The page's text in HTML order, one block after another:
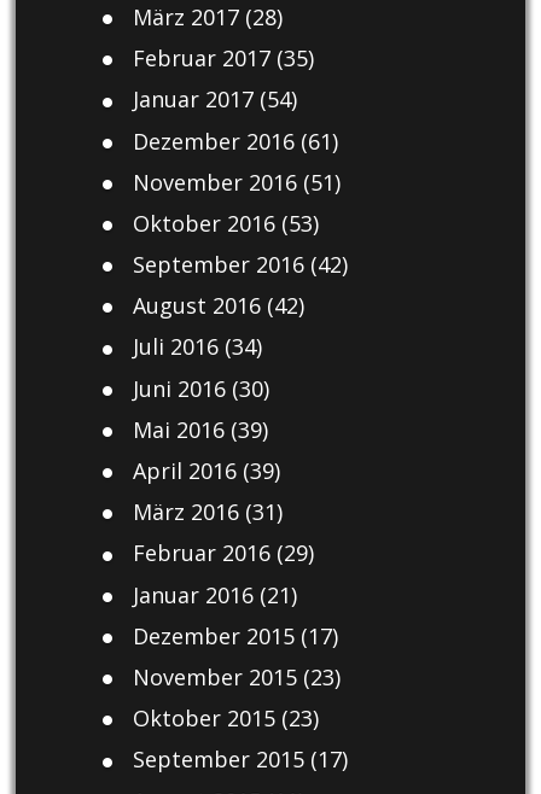
März 2017(28)
Februar 2017(35)
Januar 2017(54)
Dezember 2016(61)
November 2016(51)
Oktober 2016(53)
September 2016(42)
August 2016(42)
Juli 2016(34)
Juni 2016(30)
Mai 2016(39)
April 2016(39)
März 2016(31)
Februar 2016(29)
Januar 2016(21)
Dezember 2015(17)
November 2015(23)
Oktober 2015(23)
September 2015(17)